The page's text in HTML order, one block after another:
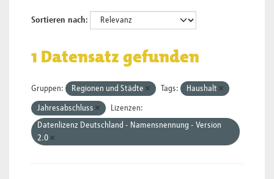
Sortieren nach
1 Datensatz gefunden
Gruppen: Regionen und Städte Tags: Haushalt
Jahresabschluss
Lizenzen:
Datenlizenz Deutschland - Namensnennung - Version
2.0